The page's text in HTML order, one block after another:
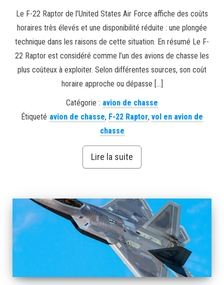
Le F-22 Raptor de l’United States Air Force affiche des coûts
horaires très élevés et une disponibilité réduite : une plongée
technique dans les raisons de cette situation. En résumé Le F-
22 Raptor est considéré comme l’un des avions de chasse les
plus coûteux à exploiter. Selon différentes sources, son coût
horaire approche ou dépasse […]
Catégorie : avion de chasse
Étiqueté avion de chasse, F-22 Raptor, vol en avion de
chasse
Lire la suite